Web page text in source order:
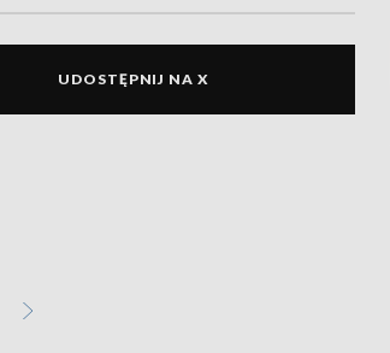
UDOSTĘPNIJ NA X